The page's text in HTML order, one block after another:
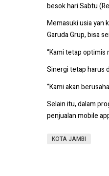
besok hari Sabtu
Memasuki usia yan
Garuda Grup, bisa
“Kami tetap optimis
Sinergi tetap harus
“Kami akan
Selain itu, dalam
penjualan mobile
KOTA JAMBI